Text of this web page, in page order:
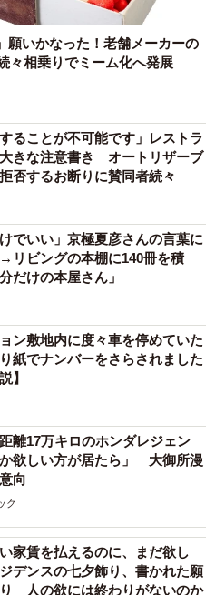
て寝始めた時は、驚きで眠れ
ています」
てもらったという。
保護された日の花がエゴノ
、そこから保護主が「えの
の思いも詰まっている名前
画数をみて『ん』を足して
もらえなかった犬さん、爆裂
スフス」「反則レベル」
切った飼い主が帰宅すると→愛
「ワンコ様でも戸惑うのね
顔がかわいい」
ならなきゃ」 他人を正解にし
親 自己主張が苦手な娘に教わ
【漫画】
あげると青くなる」ほんと
の染色技術が凄い」と話題に
？
）
い職場の「謎マナー」、「過剰